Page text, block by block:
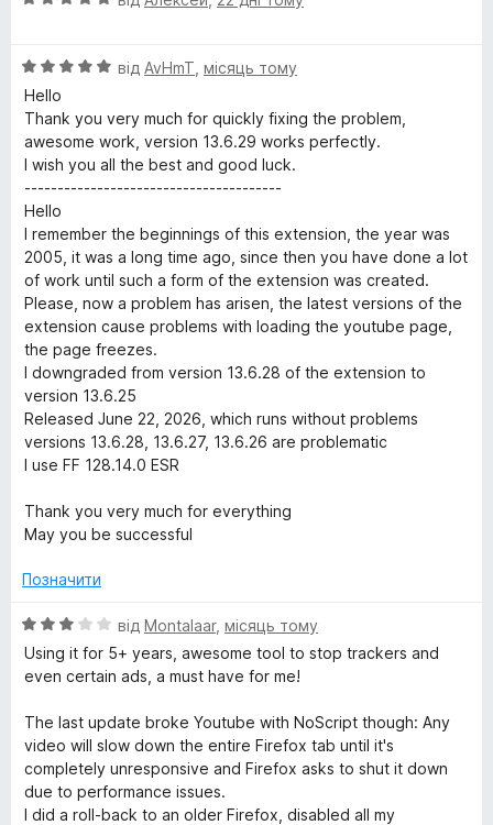
y
S
u
i
t
e
5
з
5
н
к
а
5
з
О
ц
н
к
5
з
5
від AvHmT місяць тому
Hello
Thank you very much for quickly fixing the problem,
awesome work, version 13.6.29 works perfectly.
I wish you all the best and good luck.
---------------------------------------
Hello
I remember the beginnings of this extension, the year was
2005, it was a long time ago, since then you have done a lot
of work until such a form of the extension was created.
Please, now a problem has arisen, the latest versions of the
extension cause problems with loading the youtube page,
the page freezes.
I downgraded from version 13.6.28 of the extension to
version 13.6.25
Released June 22, 2026, which runs without problems
versions 13.6.28, 13.6.27, 13.6.26 are problematic
I use FF 128.14.0 ESR
Thank you very much for everything
May you be successful
Позначити
О
ц
к
а
3
з
5
від Montalaar, місяць тому
Using it for 5+ years, awesome tool to stop trackers and
even certain ads, a must have for me!
The last update broke Youtube with NoScript though: Any
video will slow down the entire Firefox tab until it's
completely unresponsive and Firefox asks to shut it down
due to performance issues.
I did a roll-back to an older Firefox, disabled all my